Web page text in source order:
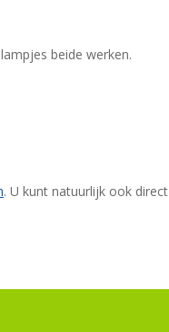
beide werken.
. U kunt natuurlijk ook direct